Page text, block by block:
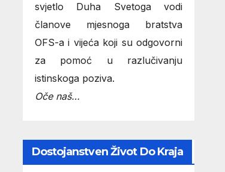
svjetlo Duha Svetoga vodi
članove mjesnoga bratstva
OFS-a i vijeća koji su odgovorni
za pomoć u razlučivanju
istinskoga poziva.
Oče naš…
Dostojanstven Život Do Kraja